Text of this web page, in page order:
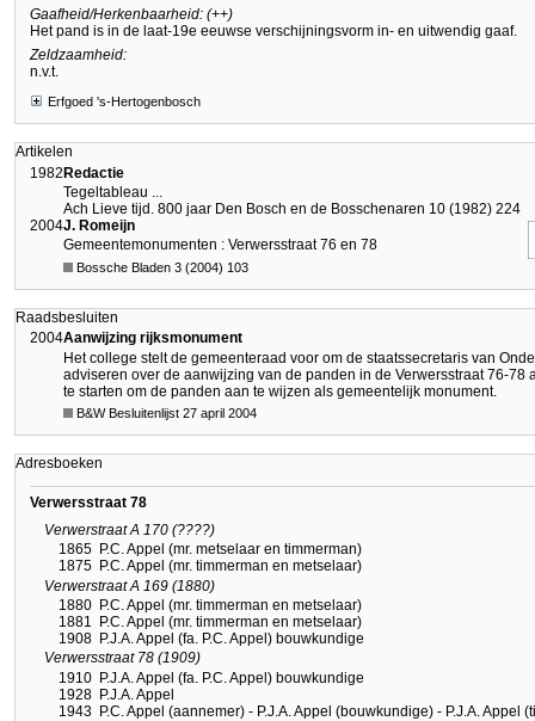
Gaafheid/Herkenbaarheid: (++)
Het pand is in de laat-19e eeuwse verschijningsvorm in- en uitwendig gaaf.
Zeldzaamheid:
n.v.t.
Erfgoed 's-Hertogenbosch
Artikelen
1982Redactie
Tegeltableau ...
Ach Lieve tijd. 800 jaar Den Bosch en de Bosschenaren 10 (1982) 224
2004J. Romeijn
Gemeentemonumenten : Verwersstraat 76 en 78
Bossche Bladen 3 (2004) 103
Raadsbesluiten
2004Aanwijzing rijksmonument
Het college stelt de gemeenteraad voor om de staatssecretaris van
adviseren over de aanwijzing van de panden in de Verwersstraat 76-
te starten om de panden aan te wijzen als gemeentelijk monument.
B&W Besluitenlijst 27 april 2004
Adresboeken
Verwersstraat 78
Verwerstraat A 170 (????)
1865 P.C. Appel (mr. metselaar en timmerman)
1875 P.C. Appel (mr. timmerman en metselaar)
Verwerstraat A 169 (1880)
1880 P.C. Appel (mr. timmerman en metselaar)
1881
P.C. Appel (mr. timmerman en metselaar)
1908 P.J.A. Appel (fa. P.C. Appel) bouwkundige
Verwersstraat 78 (1909)
1910 P.J.A. Appel (fa. P.C. Appel) bouwkundige
1928 P.J.A. Appel
1943 P.C. Appel (aannemer) - P.J.A. Appel (bouwkundige) - P.J.A. Appel